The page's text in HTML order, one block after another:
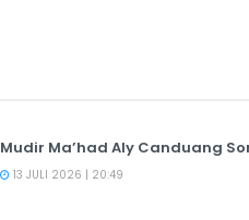
Mudir Ma’had Aly Canduang
13 JULI 2026 | 20:49